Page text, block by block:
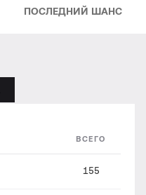
ПОСЛЕДНИЙ ШАНС
ВСЕГО
155